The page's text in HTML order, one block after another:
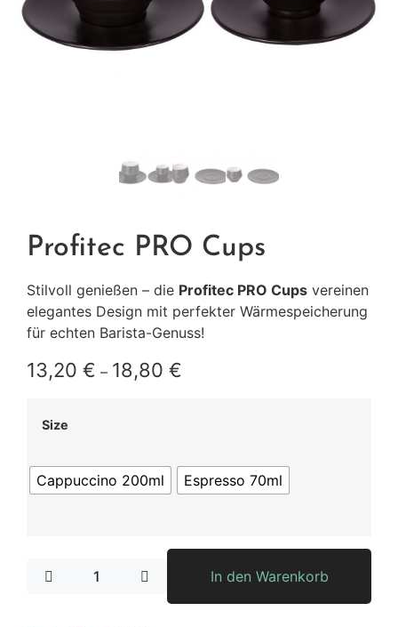
Profitec PRO Cups
Stilvoll genießen – die Profitec PRO Cups vereinen
elegantes Design mit perfekter Wärmespeicherung
für echten Barista-Genuss!
13,20 € – 18,80 €
Size
Cappuccino 200ml Espresso 70ml
In den Warenkorb